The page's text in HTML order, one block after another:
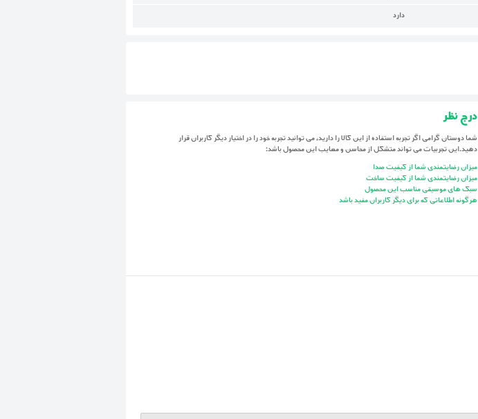
دارد
درج نظر
شما دوستان گرامی اگر تجربه استفاده از این کالا را دارید، می توانید تجربه خود را در اختیار دیگر کاربران قرار
دهید.این تجربیات می تواند متشکل از محاسن و معایب این محصول باشد:
میزان رضایتمندی شما از کیفیت صدا
میزان رضایتمندی شما از کیفیت ساخت
سبک های موسیقی مناسب این محصول
هرگونه اطلاعاتی که برای دیگر کاربران مفید باشد